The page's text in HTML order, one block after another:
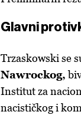
Glavni
Trzaskowski se
Nawrockog,
Institut za
nacističkog i